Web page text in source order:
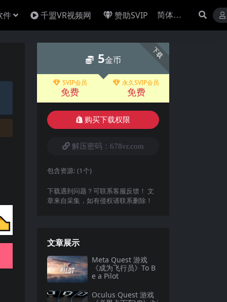
件 千盟VR视频网 赞助SVIP
下载
5金币
SVIP会员
免费
永久SVIP会员
免费
购买下载权限
解压密码：678vr.com
包含资源: (1个)
下载遇到问题？可联系客服反馈！ 文
章来自采集，如有侵权请联系删除！
文章展示
Meta Quest 游戏
《成为飞行员》To B
e a Pilot
Oculus Quest 游戏